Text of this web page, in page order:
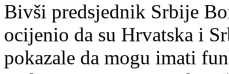
Bivši predsjednik Srbije
ocijenio da su Hrvatska i
pokazale da mogu imati